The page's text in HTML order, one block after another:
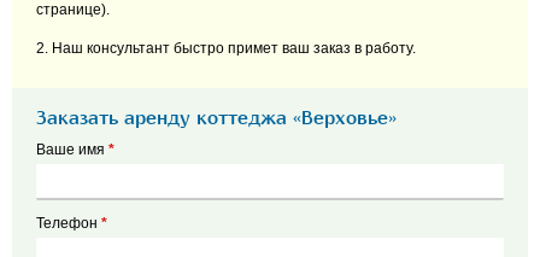
странице).
2. Наш консультант быстро примет ваш заказ в работу.
Заказать аренду коттеджа «Верховье»
Ваше имя *
Телефон *